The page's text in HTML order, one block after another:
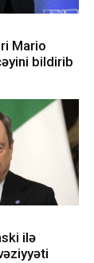
Mario
bildirib
ilə